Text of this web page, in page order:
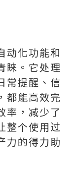
动化功能和
睐。它处理
常提醒、信
都能高效完
率，减少了
整个使用过
力的得力助